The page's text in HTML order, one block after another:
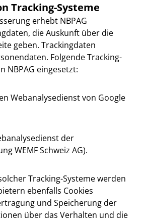
Tracking-Systeme
erhebt NBPAG
die Auskunft über die
geben. Trackingdaten
Folgende Tracking-
NBPAG eingesetzt:
Webanalysedienst von Google
der
WEMF Schweiz AG).
Tracking-Systeme werden
ebenfalls Cookies
und Speicherung der
über das Verhalten und die